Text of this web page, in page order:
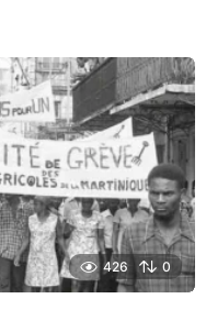
426 0